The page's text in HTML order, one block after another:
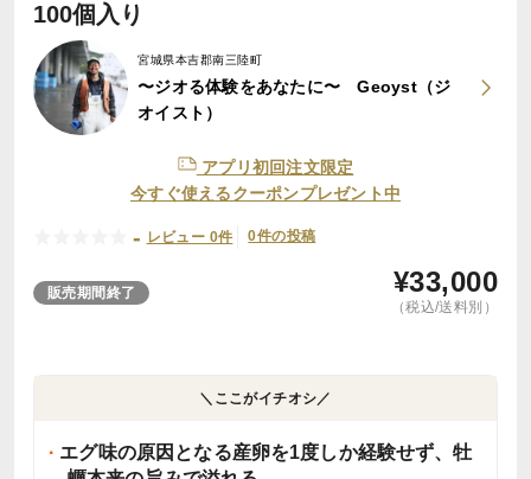
100個入り
宮城県本吉郡南三陸町
〜ジオる体験をあなたに〜 Geoyst（ジ
オイスト）
アプリ初回注文限定
今すぐ使えるクーポンプレゼント中
- レビュー 0件 0件の投稿
販売期間終了 ¥33,000
（税込/送料別）
＼ここがイチオシ／
エグ味の原因となる産卵を1度しか経験せず、牡